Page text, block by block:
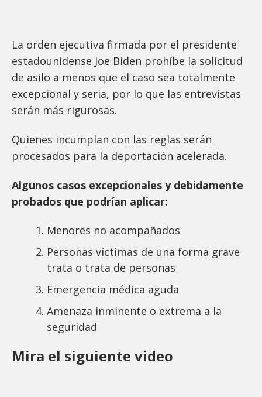
La orden ejecutiva firmada por el presidente
estadounidense Joe Biden prohíbe la solicitud
de asilo a menos que el caso sea totalmente
excepcional y seria, por lo que las entrevistas
serán más rigurosas.
Quienes incumplan con las reglas serán
procesados para la deportación acelerada.
Algunos casos excepcionales y debidamente
probados que podrían aplicar:
Menores no acompañados
Personas víctimas de una forma grave
trata o trata de personas
Emergencia médica aguda
Amenaza inminente o extrema a la
seguridad
Mira el siguiente video